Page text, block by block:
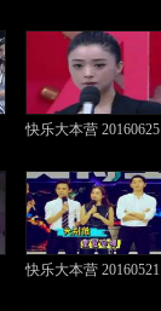
快乐大本营 20160625
快乐大本营 20160521